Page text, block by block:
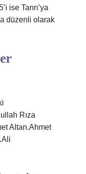
ise Tanrı’ya
düzenli olarak
Rıza
Altan.Ahmet